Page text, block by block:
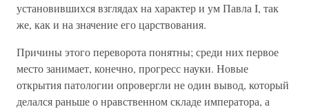
установившихся взглядах на характер и ум Павла I, так
же, как и на значение его царствования.
Причины этого переворота понятны; среди них первое
место занимает, конечно, прогресс науки. Новые
открытия патологии опровергли не один вывод, который
делался раньше о нравственном складе императора, а